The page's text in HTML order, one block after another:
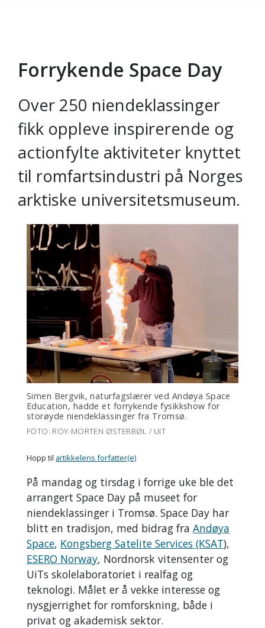
Gå til hovedinnhold
Forrykende Space Day
Over 250 niendeklassinger
fikk oppleve inspirerende og
actionfylte aktiviteter knyttet
til romfartsindustri på Norges
arktiske universitetsmuseum.
Simen Bergvik, naturfagslærer ved Andøya Space
Education, hadde et forrykende fysikkshow for
storøyde niendeklassinger fra Tromsø.
FOTO: ROY-MORTEN ØSTERBØL / UIT
Hopp til artikkelens forfatter(e)
På mandag og tirsdag i forrige uke ble det
arrangert Space Day på museet for
niendeklassinger i Tromsø. Space Day har
blitt en tradisjon, med bidrag fra Andøya
Space, Kongsberg Satelite Services (KSAT),
ESERO Norway, Nordnorsk vitensenter og
UiTs skolelaboratoriet i realfag og
teknologi. Målet er å vekke interesse og
nysgjerrighet for romforskning, både i
privat og akademisk sektor.